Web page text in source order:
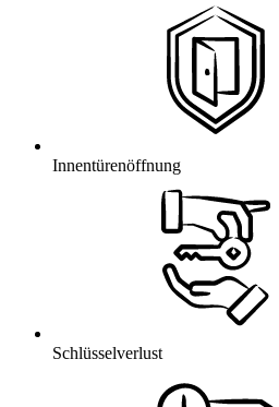
Innentürenöffnung
Schlüsselverlust